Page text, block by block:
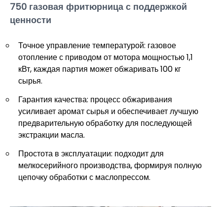
750 газовая фритюрница с поддержкой
ценности
Точное управление температурой: газовое
отопление с приводом от мотора мощностью 1,1
кВт, каждая партия может обжаривать 100 кг
сырья.
Гарантия качества: процесс обжаривания
усиливает аромат сырья и обеспечивает лучшую
предварительную обработку для последующей
экстракции масла.
Простота в эксплуатации: подходит для
мелкосерийного производства, формируя полную
цепочку обработки с маслопрессом.